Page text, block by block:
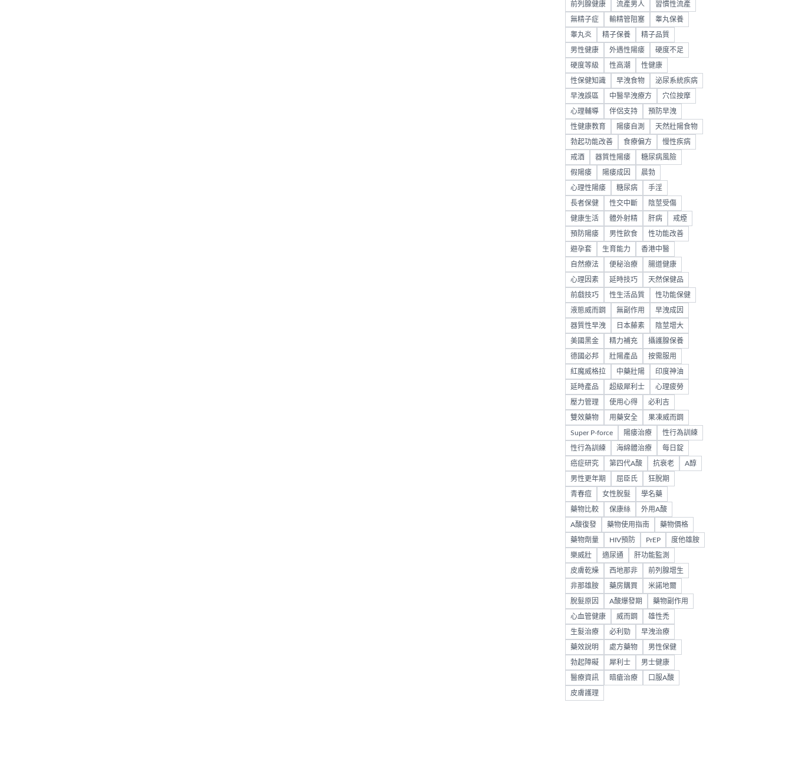
前列腺健康 流產男人 習慣性流產
無精子症 輸精管阻塞 睾丸保養
睾丸炎 精子保養 精子品質
男性健康 外遇性陽痿 硬度不足
硬度等級 性高潮 性健康
性保健知識 早洩食物 泌尿系統疾病
早洩誤區 中醫早洩療方 穴位按摩
心理輔導 伴侶支持 預防早洩
性健康教育 陽痿自測 天然壯陽食物
勃起功能改善 食療偏方 慢性疾病
戒酒 器質性陽痿 糖尿病風險
假陽痿 陽痿成因 晨勃
心理性陽痿 糖尿病 手淫
長者保健 性交中斷 陰莖受傷
健康生活 體外射精 肝病 戒煙
預防陽痿 男性飲食 性功能改善
避孕套 生育能力 香港中醫
自然療法 便秘治療 腸道健康
心理因素 延時技巧 天然保健品
前戲技巧 性生活品質 性功能保健
液態威而鋼 無副作用 早洩成因
器質性早洩 日本藤素 陰莖增大
美國黑金 精力補充 攝護腺保養
德國必邦 壯陽產品 按需服用
紅魔威格拉 中藥壯陽 印度神油
延時產品 超級犀利士 心理疲勞
壓力管理 使用心得 必利吉
雙效藥物 用藥安全 果凍威而鋼
Super P-force 陽痿治療 性行為訓練
性行為訓練 海綿體治療 每日錠
癌症研究 第四代A酸 抗衰老 A醇
男性更年期 屈臣氏 狂脫期
青春痘 女性脫髮 學名藥
藥物比較 保康絲 外用A酸
A酸復發 藥物使用指南 藥物價格
藥物劑量 HIV預防 PrEP 度他雄胺
樂威壯 適尿通 肝功能監測
皮膚乾燥 西地那非 前列腺增生
非那雄胺 藥房購買 米諾地爾
脫髮原因 A酸爆發期 藥物副作用
心血管健康 威而鋼 雄性禿
生髮治療 必利勁 早洩治療
藥效說明 處方藥物 男性保健
勃起障礙 犀利士 男士健康
醫療資訊 暗瘡治療 口服A酸
皮膚護理